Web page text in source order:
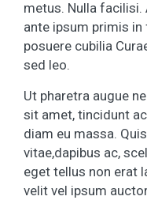
metus. Nulla facilisi.
ante ipsum primis
posuere cubilia
sed leo.
Ut pharetra augue
sit amet, tincidunt
diam eu massa.
vitae,dapibus ac,
eget tellus non erat
velit vel ipsum